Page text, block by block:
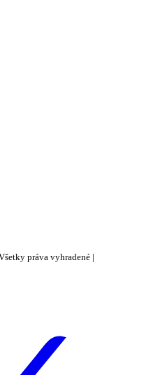
práva vyhradené |